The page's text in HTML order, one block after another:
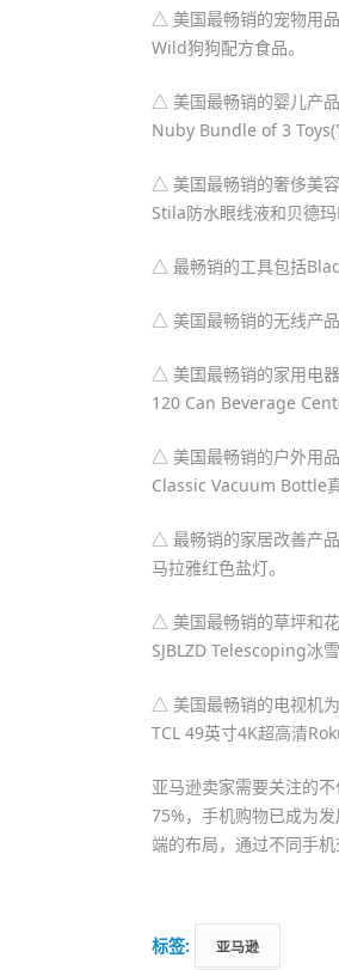
△ 美国最畅销的宠物用
Wild狗狗配方食品。
△ 美国最畅销的婴儿产
Nuby Bundle of 3 Toys(
△ 美国最畅销的奢侈美
Stila防水眼线液和贝德
△ 最畅销的工具包括
△ 美国最畅销的无线产
△ 美国最畅销的家用电
120 Can Beverage
△ 美国最畅销的户外用
Classic Vacuum Bottle
△ 最畅销的家居改善产
马拉雅红色盐灯。
△ 美国最畅销的草坪和
SJBLZD Telescoping冰
△ 美国最畅销的电视机
TCL 49英寸4K超高清
亚马逊卖家需要关注的
75%，手机购物已成为
端的布局，通过不同手机
标签: 亚马逊